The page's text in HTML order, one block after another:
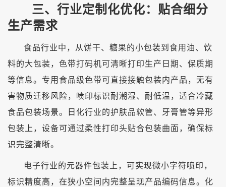
三、行业定制化优化：贴合细分
生产需求
食品行业中，从饼干、糖果的小包装到食用油、饮
料的大包装，色带打码机可清晰打印生产日期、保质期
等信息。专用食品级色带可直接接触包装内产品，无有
害物质迁移风险，喷印标识耐潮湿、耐低温，适合冷藏
食品包装场景。日化行业的护肤品软管、牙膏管等异形
包装上，设备可通过柔性打印头贴合包装曲面，确保标
识完整清晰。
电子行业的元器件包装上，可实现微小字符喷印，
标识精度高，在狭小空间内完整呈现产品编码信息。化